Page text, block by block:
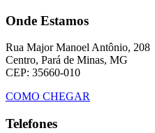
Onde Estamos
Rua Major Manoel Antônio, 208
Centro, Pará de Minas, MG
CEP: 35660-010
COMO CHEGAR
Telefones